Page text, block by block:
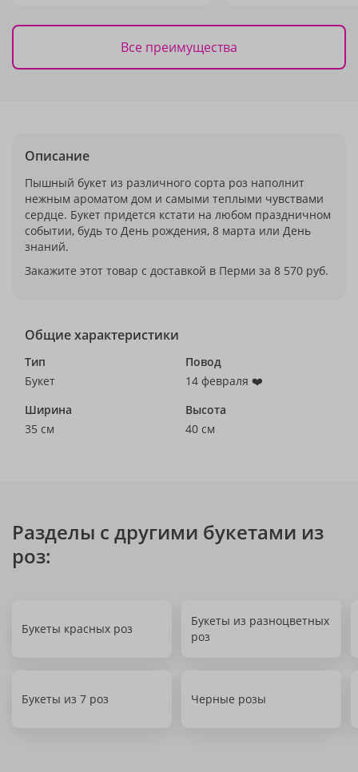
Все преимущества
Описание
Пышный букет из различного сорта роз наполнит
нежным ароматом дом и самыми теплыми чувствами
сердце. Букет придется кстати на любом праздничном
событии, будь то День рождения, 8 марта или День
знаний.
Закажите этот товар с доставкой в Перми за 8 570 руб.
Общие характеристики
Тип
Букет
Повод
14 февраля ❤️
Ширина
35 см
Высота
40 см
Разделы с другими букетами из
роз:
Букеты красных роз
Букеты из разноцветных
роз
Букеты из 7 роз Черные розы